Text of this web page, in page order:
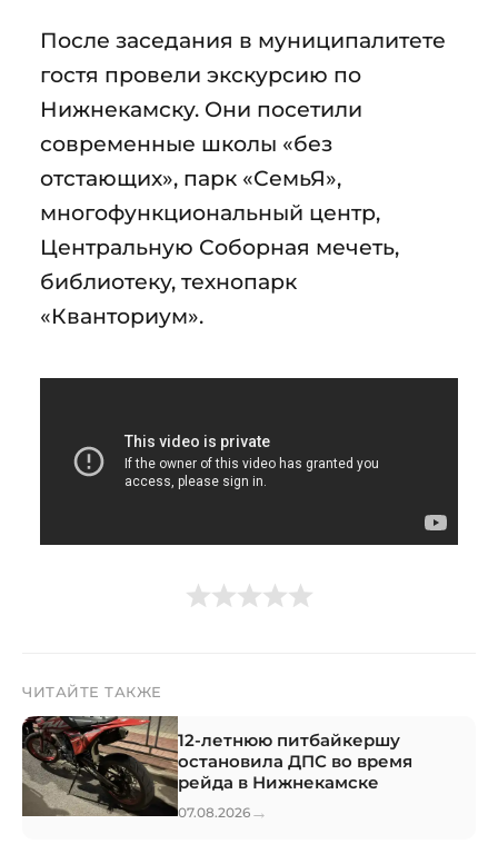
После заседания в муниципалитете
гостя провели экскурсию по
Нижнекамску. Они посетили
современные школы «без
отстающих», парк «СемьЯ»,
многофункциональный центр,
Центральную Соборная мечеть,
библиотеку, технопарк
«Кванториум».
ЧИТАЙТЕ ТАКЖЕ
12-летнюю питбайкершу
остановила ДПС во время
рейда в Нижнекамске
07.08.2026 →